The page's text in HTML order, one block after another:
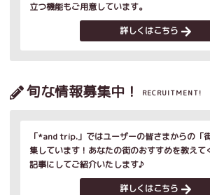
立つ機能もご用意しています。
詳しくはこちら
旬な情報募集中！ RECRUITMENT!
「*and trip.」ではユーザーの皆さまからの「
集しています！あなたの街のおすすめを教えて
記事にしてご紹介いたします♪
詳しくはこちら